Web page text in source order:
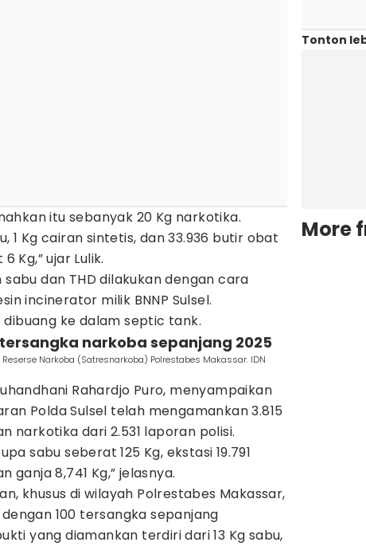
itu sebanyak 20 Kg narkotika.
1 Kg cairan sintetis, dan 33.936 butir obat
Kg,” ujar Lulik.
dan THD dilakukan dengan cara
incinerator milik BNNP Sulsel.
ke dalam septic tank.
narkoba sepanjang 2025
Narkoba (Satresnarkoba) Polrestabes Makassar. IDN
Rahardjo Puro, menyampaikan
Polda Sulsel telah mengamankan 3.815
narkotika dari 2.531 laporan polisi.
sabu seberat 125 Kg, ekstasi 19.791
ganja 8,741 Kg,” jelasnya.
khusus di wilayah Polrestabes Makassar,
100 tersangka sepanjang
yang diamankan terdiri dari 13 Kg sabu,
Tonton
More